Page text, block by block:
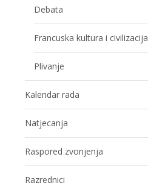
Debata
Francuska kultura i civilizacija
Plivanje
Kalendar rada
Natjecanja
Raspored zvonjenja
Razrednici